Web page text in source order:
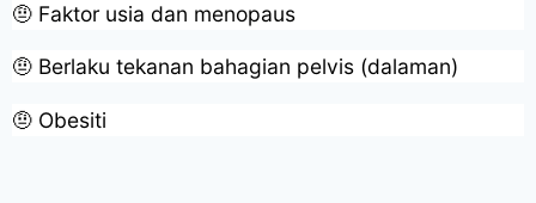
🤨 Faktor usia dan menopaus
🤨 Berlaku tekanan bahagian pelvis (dalaman)
🤨 Obesiti